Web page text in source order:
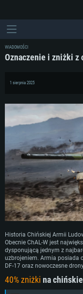
WIADOMOŚCI
Oznaczenie i zniżki z
1 sierpnia 2025
Historia Chińskiej Armii
Obecnie ChAL-W jest
dysponującą jednym z
uzbrojeniem. Armia posiada
DF-17 oraz nowoczesne
40% zniżki na